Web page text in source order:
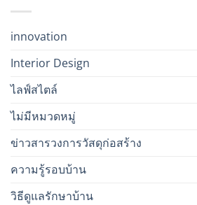
innovation
Interior Design
ไลฟ์สไตล์
ไม่มีหมวดหมู่
ข่าวสารวงการวัสดุก่อสร้าง
ความรู้รอบบ้าน
วิธีดูแลรักษาบ้าน